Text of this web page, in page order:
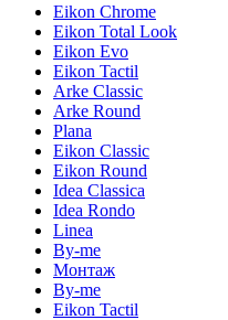
Eikon Chrome
Eikon Total Look
Eikon Evo
Eikon Tactil
Arke Classic
Arke Round
Plana
Eikon Classic
Eikon Round
Idea Classica
Idea Rondo
Linea
By-me
Монтаж
By-me
Eikon Tactil